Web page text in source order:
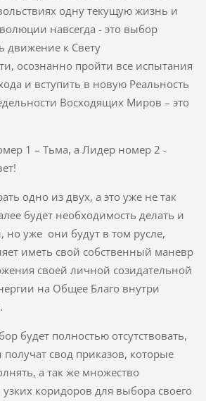
одну текущую жизнь и
навсегда - это выбор
движение к Свету
осознанно пройти все испытания
и вступить в новую Реальность
Восходящих Миров – это
1 – Тьма, а Лидер номер 2 -
одно из двух, а это уже не так
будет необходимость делать и
но уже они будут в том русле,
иметь свой собственный маневр
своей личной созидательной
на Общее Благо внутри
будет полностью отсутствовать,
свод приказов, которые
а так же множество
коридоров для выбора своего